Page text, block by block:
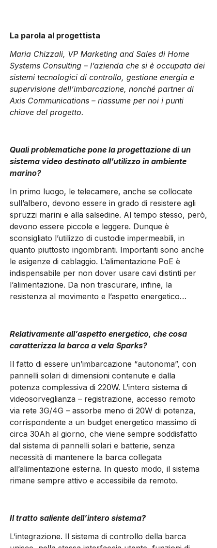
La parola al progettista
Maria Chizzali, VP Marketing and Sales di Home
Systems Consulting – l’azienda che si è occupata dei
sistemi tecnologici di controllo, gestione energia e
supervisione dell’imbarcazione, nonché partner di
Axis Communications – riassume per noi i punti
chiave del progetto.
Quali problematiche pone la progettazione di un
sistema video destinato all’utilizzo in ambiente
marino?
In primo luogo, le telecamere, anche se collocate
sull’albero, devono essere in grado di resistere agli
spruzzi marini e alla salsedine. Al tempo stesso, però,
devono essere piccole e leggere. Dunque è
sconsigliato l’utilizzo di custodie impermeabili, in
quanto piuttosto ingombranti. Importanti sono anche
le esigenze di cablaggio. L’alimentazione PoE è
indispensabile per non dover usare cavi distinti per
l’alimentazione. Da non trascurare, infine, la
resistenza al movimento e l’aspetto energetico…
Relativamente all’aspetto energetico, che cosa
caratterizza la barca a vela Sparks?
Il fatto di essere un’imbarcazione “autonoma”, con
pannelli solari di dimensioni contenute e dalla
potenza complessiva di 220W. L’intero sistema di
videosorveglianza – registrazione, accesso remoto
via rete 3G/4G – assorbe meno di 20W di potenza,
corrispondente a un budget energetico massimo di
circa 30Ah al giorno, che viene sempre soddisfatto
dal sistema di pannelli solari e batterie, senza
necessità di mantenere la barca collegata
all’alimentazione esterna. In questo modo, il sistema
rimane sempre attivo e accessibile da remoto.
Il tratto saliente dell’intero sistema?
L’integrazione. Il sistema di controllo della barca